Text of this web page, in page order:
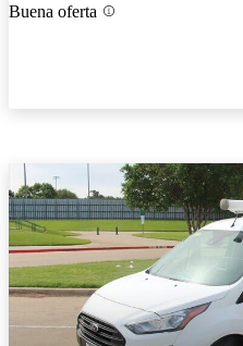
Buena oferta